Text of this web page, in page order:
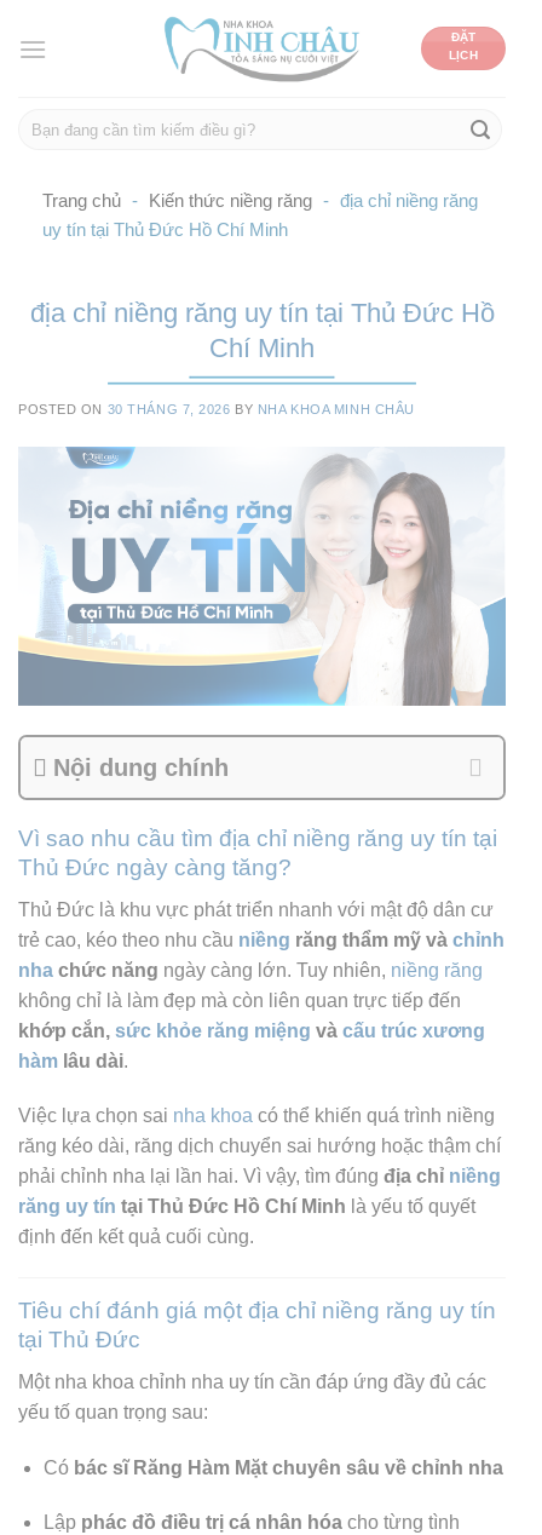
ĐẶT
LỊCH
Trang chủ - Kiến thức niềng răng - địa chỉ niềng răng
uy tín tại Thủ Đức Hồ Chí Minh
địa chỉ niềng răng uy tín tại Thủ Đức Hồ
Chí Minh
POSTED ON 30 THÁNG 7, 2026 BY NHA KHOA MINH CHÂU
Nội dung chính
Vì sao nhu cầu tìm địa chỉ niềng răng uy tín tại
Thủ Đức ngày càng tăng?
Thủ Đức là khu vực phát triển nhanh với mật độ dân cư
trẻ cao, kéo theo nhu cầu niềng răng thẩm mỹ và chỉnh
nha chức năng ngày càng lớn. Tuy nhiên, niềng răng
không chỉ là làm đẹp mà còn liên quan trực tiếp đến
khớp cắn, sức khỏe răng miệng và cấu trúc xương
hàm lâu dài.
Việc lựa chọn sai nha khoa có thể khiến quá trình niềng
răng kéo dài, răng dịch chuyển sai hướng hoặc thậm chí
phải chỉnh nha lại lần hai. Vì vậy, tìm đúng địa chỉ niềng
răng uy tín tại Thủ Đức Hồ Chí Minh là yếu tố quyết
định đến kết quả cuối cùng.
Tiêu chí đánh giá một địa chỉ niềng răng uy tín
tại Thủ Đức
Một nha khoa chỉnh nha uy tín cần đáp ứng đầy đủ các
yếu tố quan trọng sau:
Có bác sĩ Răng Hàm Mặt chuyên sâu về chỉnh nha
Lập phác đồ điều trị cá nhân hóacho từng tình